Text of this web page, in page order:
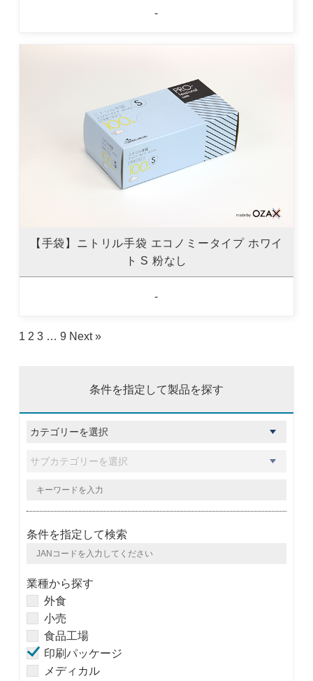
-
【手袋】ニトリル手袋 エコノミータイプ ホワイ
ト S 粉なし
-
1 2 3 … 9 Next »
条件を指定して製品を探す
条件を指定して検索
業種から探す
外食
小売
食品工場
印刷パッケージ
メディカル